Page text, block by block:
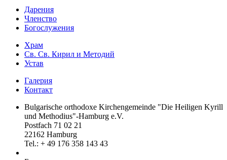
Дарения
Членство
Богослужения
Храм
Св. Св. Кирил и Методий
Устав
Галерия
Контакт
Bulgarische orthodoxe Kirchengemeinde "Die Heiligen Kyrill
und Methodius"-Hamburg e.V.
Postfach 71 02 21
22162 Hamburg
Tel.: + ‭49 176 358 143 43‬